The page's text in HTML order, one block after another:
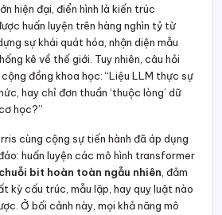
hiện đại, điển hình là kiến trúc
huấn luyện trên hàng nghìn tỷ từ
sự khái quát hóa, nhận diện mẫu
kê về thế giới. Tuy nhiên, câu hỏi
đồng khoa học: “Liệu LLM thực sự
hay chỉ đơn thuần ‘thuộc lòng’ dữ
học?”
cùng cộng sự tiến hành đã áp dụng
huấn luyện các mô hình transformer
bit hoàn toàn ngẫu nhiên, đảm
kỳ cấu trúc, mẫu lặp, hay quy luật nào
Ở bối cảnh này, mọi khả năng mô